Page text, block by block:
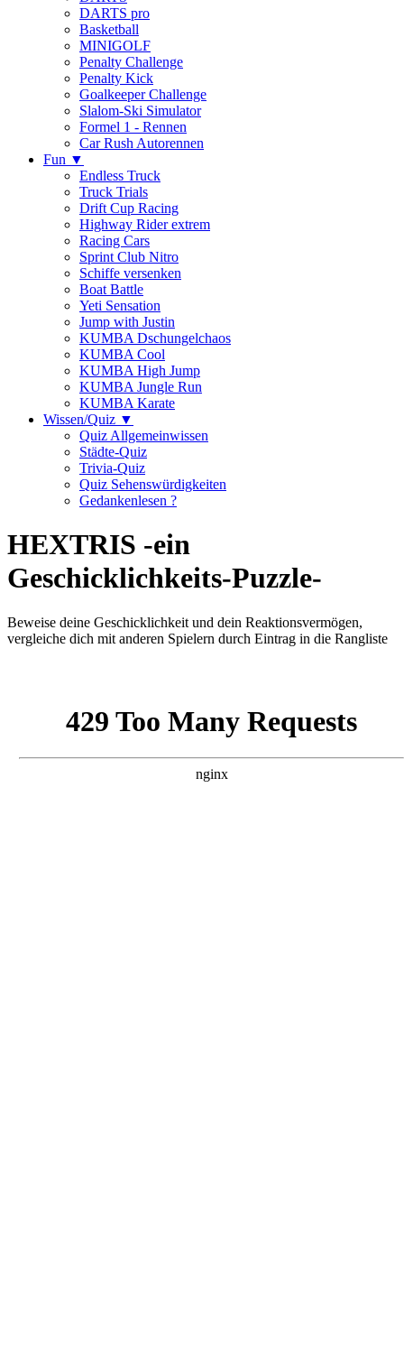
DARTS pro
Basketball
MINIGOLF
Penalty Challenge
Penalty Kick
Goalkeeper Challenge
Slalom-Ski Simulator
Formel 1 - Rennen
Car Rush Autorennen
Fun ▼
Endless Truck
Truck Trials
Drift Cup Racing
Highway Rider extrem
Racing Cars
Sprint Club Nitro
Schiffe versenken
Boat Battle
Yeti Sensation
Jump with Justin
KUMBA Dschungelchaos
KUMBA Cool
KUMBA High Jump
KUMBA Jungle Run
KUMBA Karate
Wissen/Quiz ▼
Quiz Allgemeinwissen
Städte-Quiz
Trivia-Quiz
Quiz Sehenswürdigkeiten
Gedankenlesen ?
HEXTRIS -ein
Geschicklichkeits-Puzzle-
Beweise deine Geschicklichkeit und dein Reaktionsvermögen,
vergleiche dich mit anderen Spielern durch Eintrag in die Rangliste